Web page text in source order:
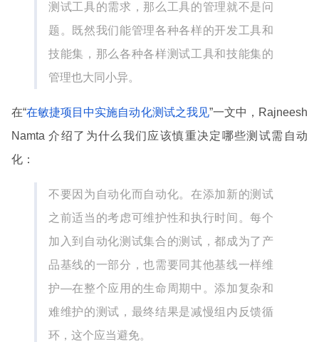
测试工具的需求，那么工具的管理就不是问
题。既然我们能管理各种各样的开发工具和
技能集，那么各种各样测试工具和技能集的
管理也大同小异。
在“在敏捷项目中实施自动化测试之我见”一文中，Rajneesh
Namta 介绍了为什么我们应该慎重决定哪些测试需自动
化：
不要因为自动化而自动化。在添加新的测试
之前适当的考虑可维护性和执行时间。每个
加入到自动化测试集合的测试，都成为了产
品基线的一部分，也需要同其他基线一样维
护—在整个应用的生命周期中。添加复杂和
难维护的测试，最终结果是减慢组内反馈循
环，这个应当避免。